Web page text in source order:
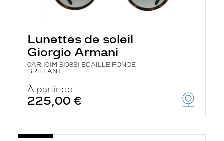
Lunettes de soleil
Giorgio Armani
0AR 101M 319831 ECAILLE FONCE
BRILLANT
À partir de
225,00 €